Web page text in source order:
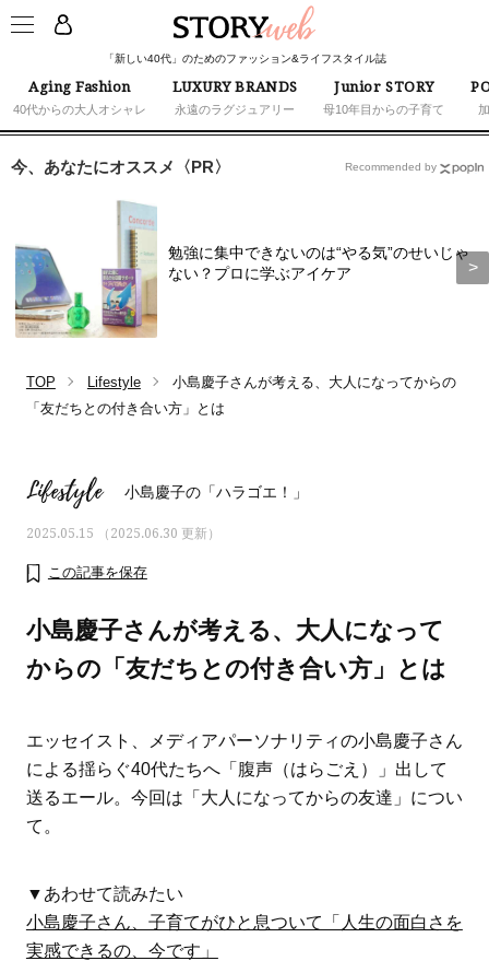
「新しい40代」のためのファッション&ライフスタイル誌
Aging Fashion
40代からの大人オシャレ
LUXURY BRANDS
永遠のラグジュアリー
Junior STORY
母10年目からの子育て
今、あなたにオススメ〈PR〉
勉強に集中できないのは“やる気”のせいじゃ
ない？プロに学ぶアイケア
Recommended by
TOP Lifestyle
小島慶子さんが考える、大人になってからの
「友だちとの付き合い方」とは
Lifestyle 小島慶子の「ハラゴエ！」
2025.05.15 （2025.06.30 更新）
この記事を保存
小島慶子さんが考える、大人になって
からの「友だちとの付き合い方」とは
エッセイスト、メディアパーソナリティの小島慶子さん
による揺らぐ40代たちへ「腹声（はらごえ）」出して
送るエール。今回は「大人になってからの友達」につい
て。
▼あわせて読みたい
小島慶子さん、子育てがひと息ついて「人生の面白さを
実感できるの、今です」